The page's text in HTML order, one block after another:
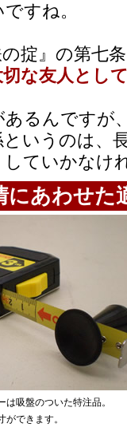
すね。
掟』の第七
な友人とし
あるんですが
というのは、
ていかなけ
にあわせ
は吸盤のついた特注品。
ができます。